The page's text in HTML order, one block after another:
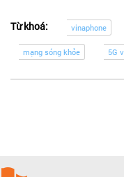
Từ khoá: vinaphone
mạng sóng khỏe 5G